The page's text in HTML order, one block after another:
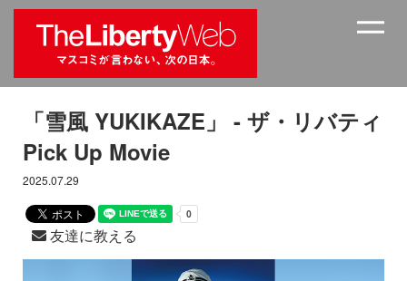
「雪風 YUKIKAZE」 - ザ・リバティ
Pick Up Movie
2025.07.29
友達に教える